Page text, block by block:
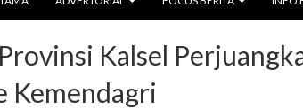
Kalsel
Kemendagri